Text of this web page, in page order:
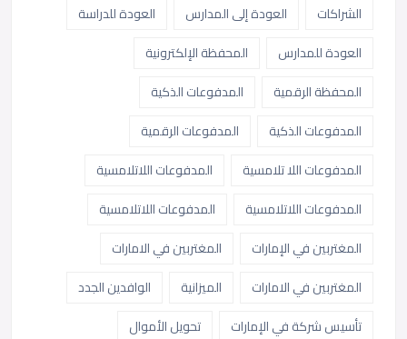
الشراكات
العودة إلى المدارس
العودة للدراسة
العودة للمدارس
المحفظة الإلكترونية
المحفظة الرقمية
المدفوعات الذكية
المدفوعات الذكية
المدفوعات الرقمية
المدفوعات اللا تلامسية
المدفوعات اللاتلامسية
المدفوعات اللاتلامسية
المدفوعات اللاتلامسية
المغتربين في الإمارات
المغتربين في الامارات
المغتربين في الامارات
الميزانية
الوافدين الجدد
تأسيس شركة في الإمارات
تحويل الأموال